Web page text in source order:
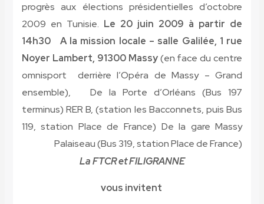
progrès
2009 en
14h30
Noyer
terminus)
119,